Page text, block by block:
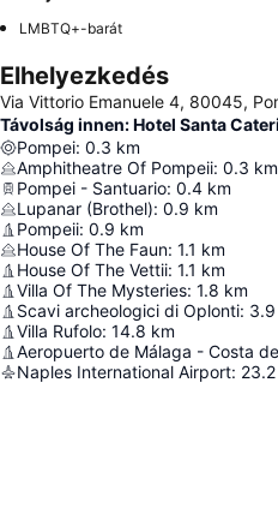
LMBTQ+-barát
Elhelyezkedés
Via Vittorio Emanuele 4, 80045,
Távolság innen: Hotel Santa
Pompei: 0.3 km
Amphitheatre Of Pompeii: 0.3 km
Pompei - Santuario: 0.4 km
Lupanar (Brothel): 0.9 km
Pompeii: 0.9 km
House Of The Faun: 1.1 km
House Of The Vettii: 1.1 km
Villa Of The Mysteries: 1.8 km
Scavi archeologici di Oplonti: 3.9
Villa Rufolo: 14.8 km
Aeropuerto de Málaga - Costa
Naples International Airport: 23.2